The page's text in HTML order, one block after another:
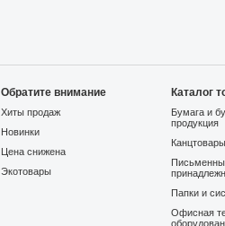
Обратите внимание
Хиты продаж
Новинки
Цена снижена
Экотовары
Каталог
Бумага и
продукция
Папки и
Офисная